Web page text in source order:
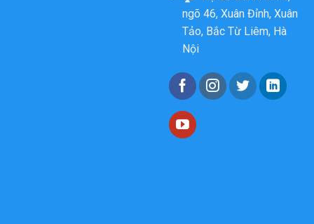
ngõ 46, Xuân Đỉnh, Xuân
Tảo, Bắc Từ Liêm, Hà
Nội